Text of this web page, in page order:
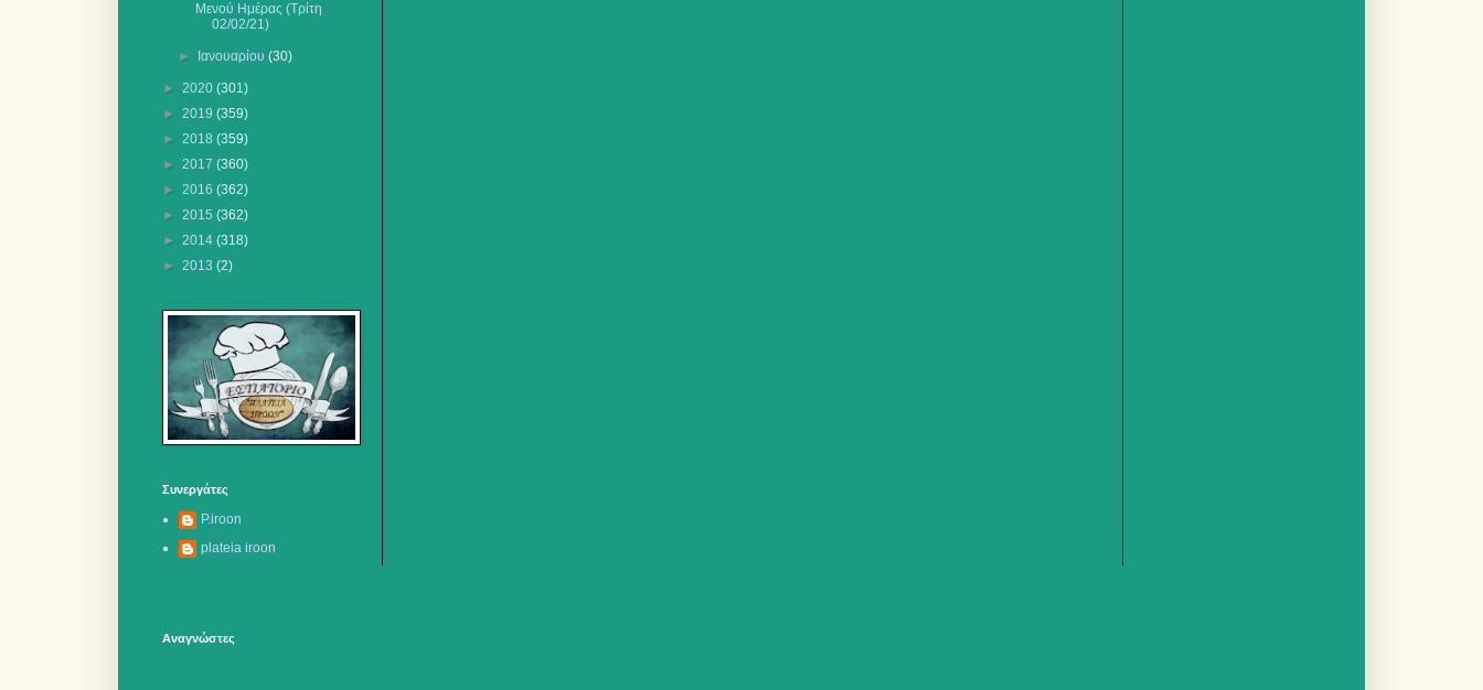
Μενού Ημέρας (Τρίτη
02/02/21)
► Ιανουαρίου(30)
► 2020 (301)
► 2019 (359)
► 2018 (359)
► 2017 (360)
► 2016 (362)
► 2015 (362)
► 2014 (318)
► 2013 (2)
Συνεργάτες
P.iroon
plateia iroon
Αναγνώστες